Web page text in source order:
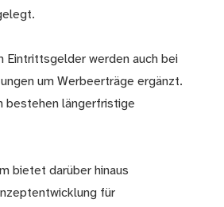
Eintrittsgelder werden auch bei
um Werbeerträge ergänzt.
bestehen längerfristige
bietet darüber hinaus
für